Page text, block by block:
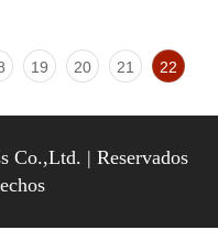
19 20 21 22
Co.,Ltd. | Reservados